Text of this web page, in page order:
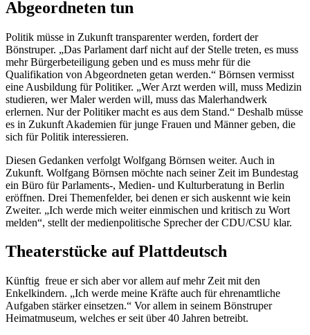
Abgeordneten tun
Politik müsse in Zukunft transparenter werden, fordert der
Bönstruper. „Das Parlament darf nicht auf der Stelle treten, es muss
mehr Bürgerbeteiligung geben und es muss mehr für die
Qualifikation von Abgeordneten getan werden.“ Börnsen vermisst
eine Ausbildung für Politiker. „Wer Arzt werden will, muss Medizin
studieren, wer Maler werden will, muss das Malerhandwerk
erlernen. Nur der Politiker macht es aus dem Stand.“ Deshalb müsse
es in Zukunft Akademien für junge Frauen und Männer geben, die
sich für Politik interessieren.
Diesen Gedanken verfolgt Wolfgang Börnsen weiter. Auch in
Zukunft. Wolfgang Börnsen möchte nach seiner Zeit im Bundestag
ein Büro für Parlaments-, Medien- und Kulturberatung in Berlin
eröffnen. Drei Themenfelder, bei denen er sich auskennt wie kein
Zweiter. „Ich werde mich weiter einmischen und kritisch zu Wort
melden“, stellt der medienpolitische Sprecher der CDU/CSU klar.
Theaterstücke auf Plattdeutsch
Künftig freue er sich aber vor allem auf mehr Zeit mit den
Enkelkindern. „Ich werde meine Kräfte auch für ehrenamtliche
Aufgaben stärker einsetzen.“ Vor allem in seinem Bönstruper
Heimatmuseum, welches er seit über 40 Jahren betreibt.